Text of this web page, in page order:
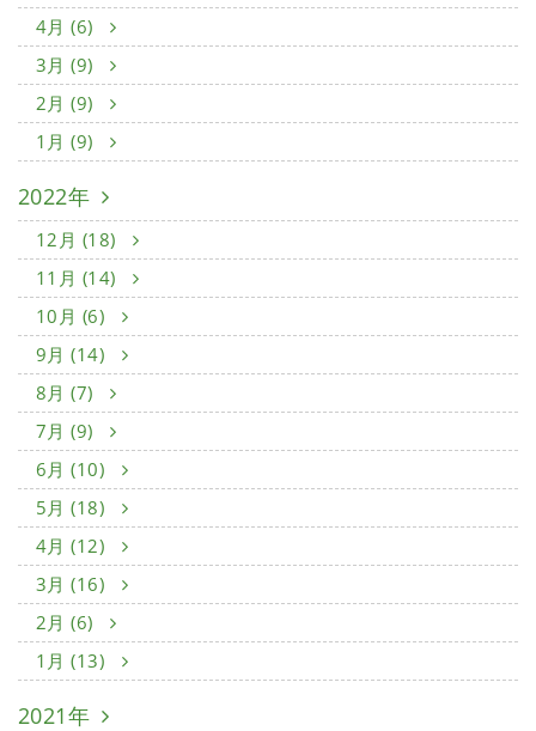
4月 (6)
3月 (9)
2月 (9)
1月 (9)
2022年
12月 (18)
11月 (14)
10月 (6)
9月 (14)
8月 (7)
7月 (9)
6月 (10)
5月 (18)
4月 (12)
3月 (16)
2月 (6)
1月 (13)
2021年